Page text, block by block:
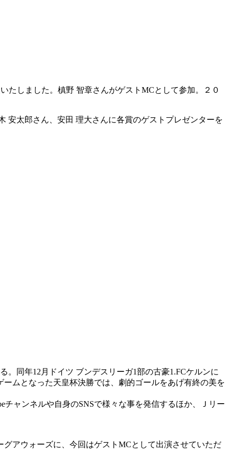
たしました。槙野 智章さんがゲストMCとして参加。２０
安太郎さん、安田 理大さんに各賞のゲストプレゼンターを
。同年12月ドイツ ブンデスリーガ1部の古豪1.FCケルンに
ムとなった天皇杯決勝では、劇的ゴールをあげ有終の美を
ャンネルや自身のSNSで様々な事を発信するほか、Ｊリー
アウォーズに、今回はゲストMCとして出演させていただ